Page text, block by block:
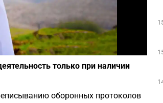
Фото: depositphotos.com
только при наличии
оборонных протоколов